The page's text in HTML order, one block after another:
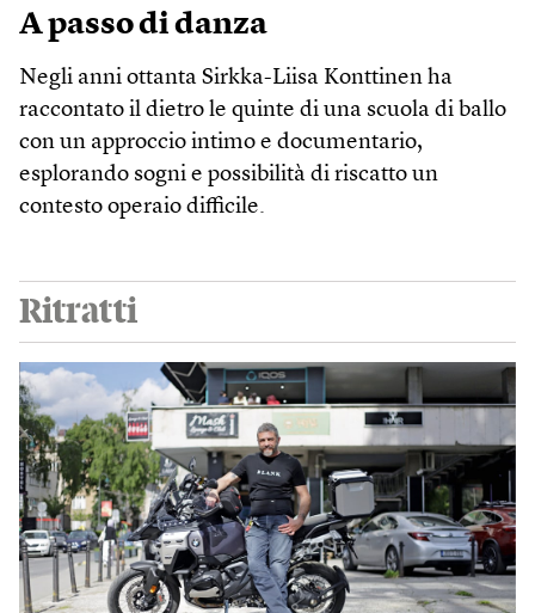
A passo di danza
Negli anni ottanta Sirkka-Liisa Konttinen ha
raccontato il dietro le quinte di una scuola di ballo
con un approccio intimo e documentario,
esplorando sogni e possibilità di riscatto un
contesto operaio difficile.
Ritratti